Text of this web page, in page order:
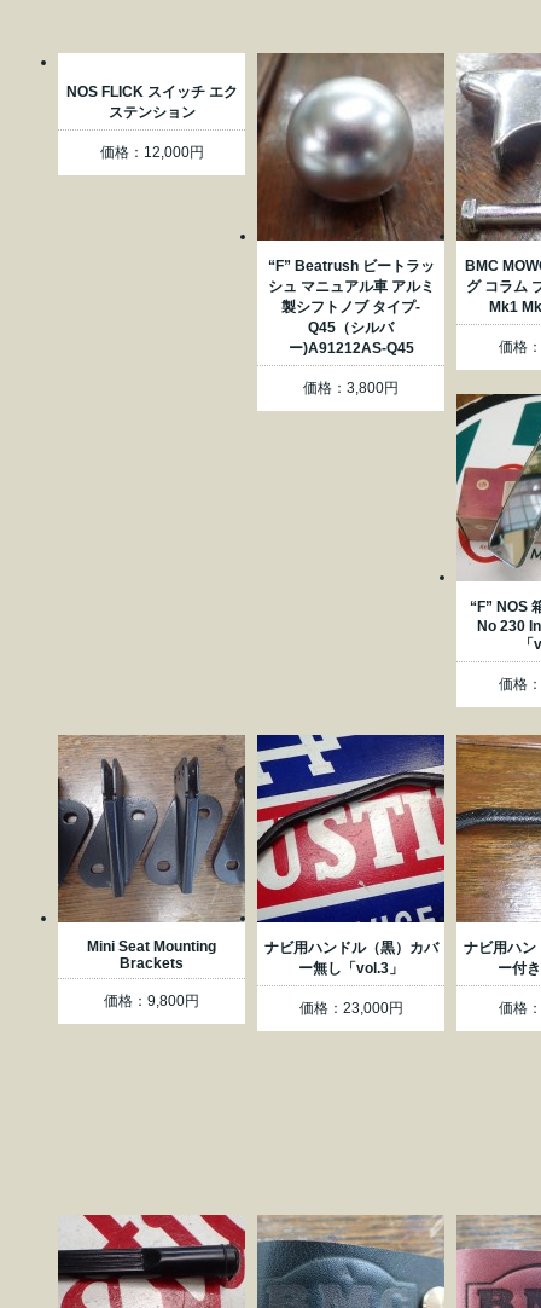
NOS FLICK スイッチ エク
ステンション
価格：12,000円
“F” Beatrush ビートラッ
シュ マニュアル車 アルミ
製シフトノブ タイプ-
Q45（シルバ
ー)A91212AS-Q45
価格：3,800円
BMC
グ コラム
Mk1
価格
“F” NOS
No 230
価格
Mini Seat Mounting
Brackets
価格：9,800円
ナビ用ハンドル（黒）カバ
ー無し「vol.3」
価格：23,000円
ナビ用ハン
ー付
価格